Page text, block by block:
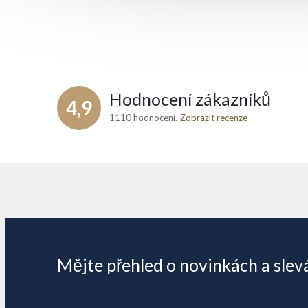
4,9 Hodnocení zákazníků
1110 hodnocení Zobrazit recenze
á
Mějte přehled o novinkách a